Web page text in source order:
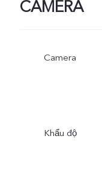
CAMERA
Camera
Khẩu độ